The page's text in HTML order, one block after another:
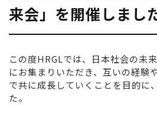
メールマガジ
来会」を開催しまし
この度HRGLでは、日本社会の未
にお集まりいただき、互いの経験
で共に成長していくことを目的に
た。